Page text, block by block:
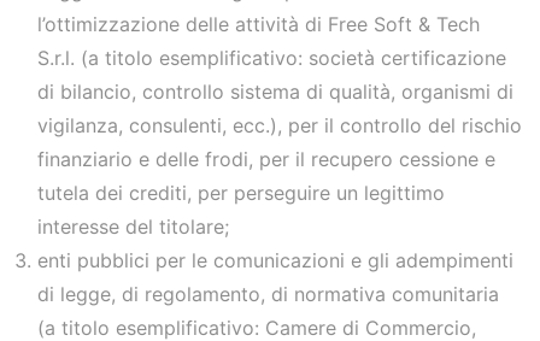
l’ottimizzazione delle attività di Free Soft & Tech
S.r.l. (a titolo esemplificativo: società certificazione
di bilancio, controllo sistema di qualità, organismi di
vigilanza, consulenti, ecc.), per il controllo del rischio
finanziario e delle frodi, per il recupero cessione e
tutela dei crediti, per perseguire un legittimo
interesse del titolare;
enti pubblici per le comunicazioni e gli adempimenti
di legge, di regolamento, di normativa comunitaria
(a titolo esemplificativo: Camere di Commercio,